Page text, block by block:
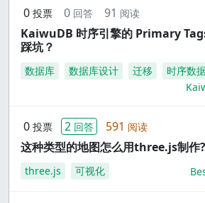
0 投票 0 回答 91 阅读
KaiwuDB 时序引擎的 Primary
踩坑？
数据库 数据库设计 迁移 时序数
0 投票 2 回答 591 阅读
这种类型的地图怎么用three.js制作?
three.js 可视化